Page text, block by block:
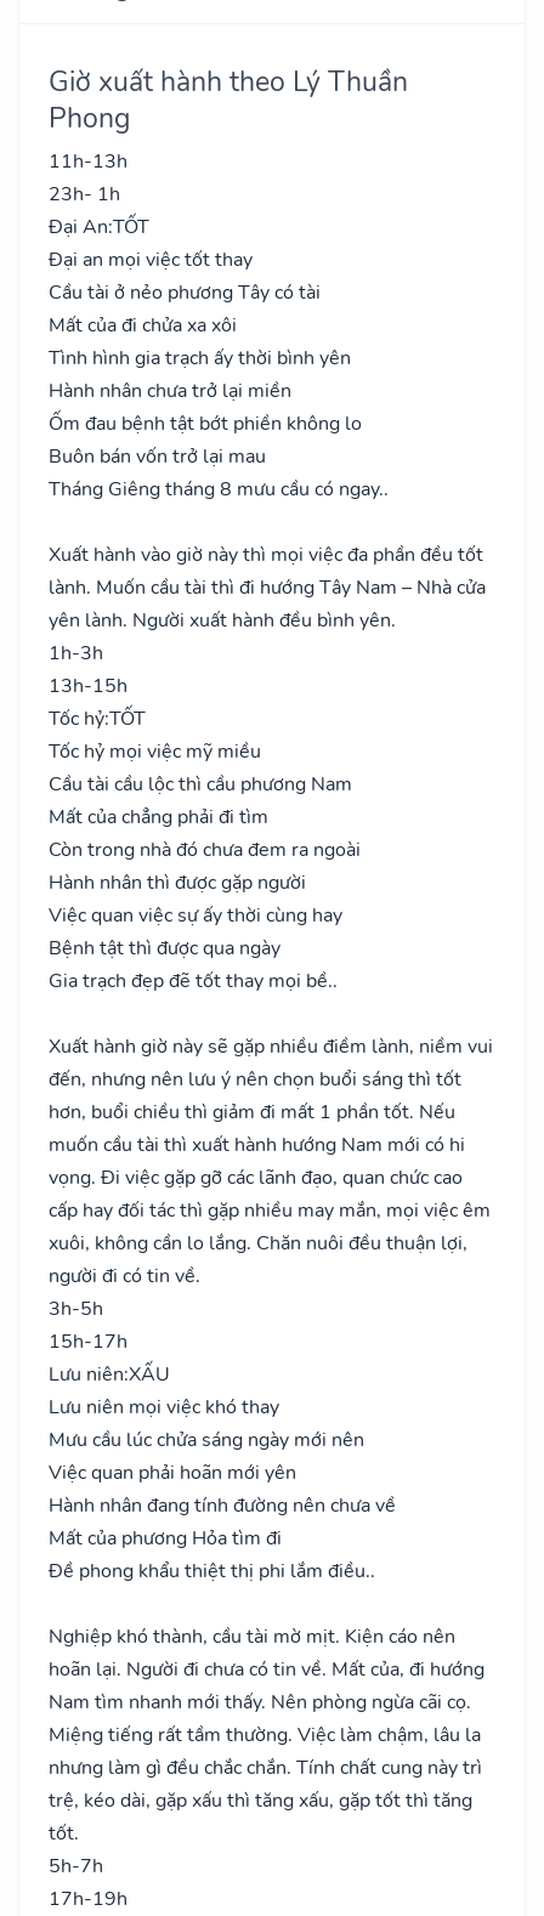
Giờ xuất hành theo Lý Thuần
Phong
11h-13h
23h- 1h
Đại An:TỐT
Đại an mọi việc tốt thay
Cầu tài ở nẻo phương Tây có tài
Mất của đi chửa xa xôi
Tình hình gia trạch ấy thời bình yên
Hành nhân chưa trở lại miền
Ốm đau bệnh tật bớt phiền không lo
Buôn bán vốn trở lại mau
Tháng Giêng tháng 8 mưu cầu có ngay..
Xuất hành vào giờ này thì mọi việc đa phần đều tốt
lành. Muốn cầu tài thì đi hướng Tây Nam – Nhà cửa
yên lành. Người xuất hành đều bình yên.
1h-3h
13h-15h
Tốc hỷ:TỐT
Tốc hỷ mọi việc mỹ miều
Cầu tài cầu lộc thì cầu phương Nam
Mất của chẳng phải đi tìm
Còn trong nhà đó chưa đem ra ngoài
Hành nhân thì được gặp người
Việc quan việc sự ấy thời cùng hay
Bệnh tật thì được qua ngày
Gia trạch đẹp đẽ tốt thay mọi bề..
Xuất hành giờ này sẽ gặp nhiều điềm lành, niềm vui
đến, nhưng nên lưu ý nên chọn buổi sáng thì tốt
hơn, buổi chiều thì giảm đi mất 1 phần tốt. Nếu
muốn cầu tài thì xuất hành hướng Nam mới có hi
vọng. Đi việc gặp gỡ các lãnh đạo, quan chức cao
cấp hay đối tác thì gặp nhiều may mắn, mọi việc êm
xuôi, không cần lo lắng. Chăn nuôi đều thuận lợi,
người đi có tin về.
3h-5h
15h-17h
Lưu niên:XẤU
Lưu niên mọi việc khó thay
Mưu cầu lúc chửa sáng ngày mới nên
Việc quan phải hoãn mới yên
Hành nhân đang tính đường nên chưa về
Mất của phương Hỏa tìm đi
Đề phong khẩu thiệt thị phi lắm điều..
Nghiệp khó thành, cầu tài mờ mịt. Kiện cáo nên
hoãn lại. Người đi chưa có tin về. Mất của, đi hướng
Nam tìm nhanh mới thấy. Nên phòng ngừa cãi cọ.
Miệng tiếng rất tầm thường. Việc làm chậm, lâu la
nhưng làm gì đều chắc chắn. Tính chất cung này trì
trệ, kéo dài, gặp xấu thì tăng xấu, gặp tốt thì tăng
tốt.
5h-7h
17h-19h